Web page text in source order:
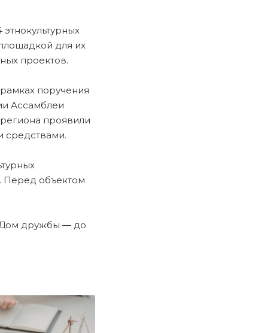
для их
проектов.
поручения
Ассамблеи
проявили
средствами.
Перед объектом
Дом дружбы — до